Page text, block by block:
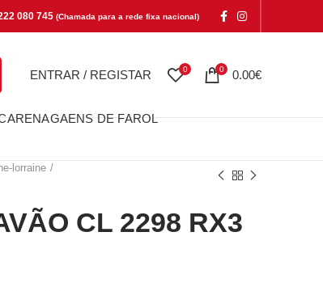
080 745 (Chamada para a rede fixa nacional)
ENTRAR / REGISTAR 0 0 0.00€
DE FAROL
lorraine
CL 2298 RX3